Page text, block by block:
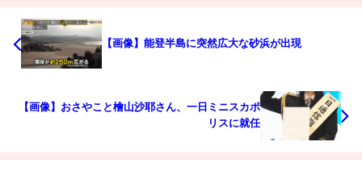
【画像】能登半島に突然広大な砂浜が出現
【画像】おさやこと檜山沙耶さん、一日ミニスカポ
リスに就任